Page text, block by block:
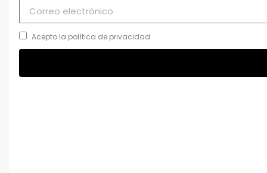
Acepto la política de privacidad